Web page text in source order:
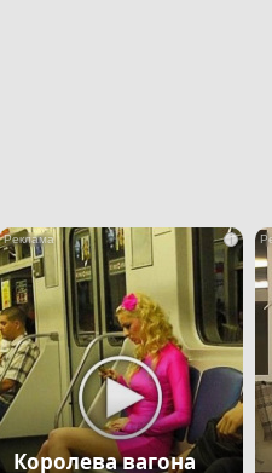
i
Королева вагона